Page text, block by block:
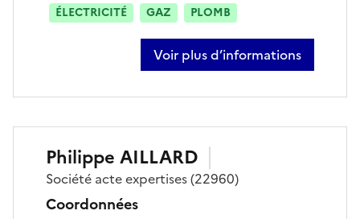
ÉLECTRICITÉ
GAZ PLOMB
Voir plus d’informations
sur roland maltret
Philippe AILLARD
Société acte expertises(22960)
Coordonnées